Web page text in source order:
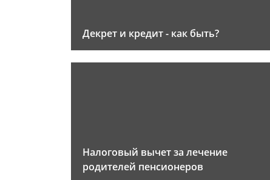
Декрет и кредит - как быть?
Налоговый вычет за лечение
родителей пенсионеров